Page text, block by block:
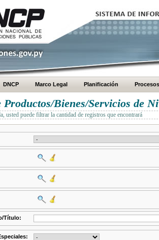
DNCP Marco Legal Planificación Procesos
Productos/Bienes/Servicios de
usted puede filtrar la cantidad de registros que encontrará
Título: